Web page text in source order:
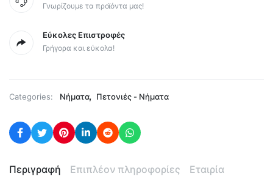
Γνωρίζουμε τα προϊόντα μας!
Εύκολες Επιστροφές
Γρήγορα και εύκολα!
Categories: Νήματα, Πετονιές - Νήματα
Περιγραφή Επιπλέον πληροφορίες Εταιρία